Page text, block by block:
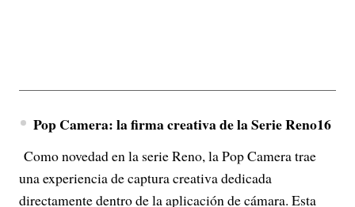
Pop Camera: la firma creativa de la Serie Reno16
Como novedad en la serie Reno, la Pop Camera trae
una experiencia de captura creativa dedicada
directamente dentro de la aplicación de cámara. Esta